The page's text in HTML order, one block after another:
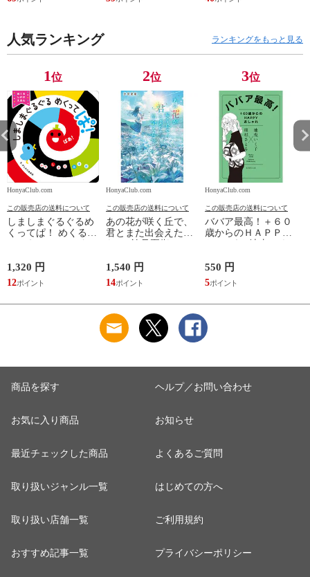
田裕 小里佳嵩
人気ランキング ランキングをもっと見る
1位
HonyaClub.com
この販売店の送料について
しましまぐるぐるめ
くってぱ！ めくるし
1,320 円
12
2位
HonyaClub.com
この販売店の送料について
あの花が咲く丘で、
君とまた出会えた
1,540 円
14
3位
HonyaClub.com
この販売店の送料について
ババア最高！＋６０
歳からのＨＡＰＰＹ
550 円
5
商品を探す
お気に入り商品
最近チェックした商品
取り扱いジャンル一覧
取り扱い店舗一覧
おすすめ記事一覧
ヘルプ／お問い合わせ
お知らせ
よくあるご質問
はじめての方へ
ご利用規約
プライバシーポリシー